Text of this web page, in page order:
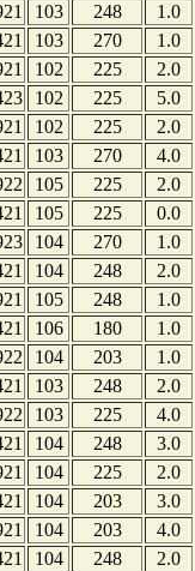
103 248
1.0
103 270
1.0
102 225
2.0
102 225
5.0
102 225
2.0
103 270
4.0
105 225
2.0
105 225
0.0
104 270
1.0
104 248
2.0
105 248
1.0
106 180
1.0
104 203
1.0
103 248
2.0
103 225
4.0
104 248
3.0
104 225
2.0
104 203
3.0
104 203
4.0
104 248
2.0